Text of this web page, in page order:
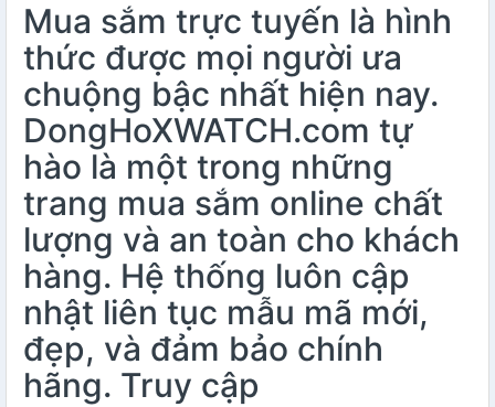
Mua sắm trực tuyến là hình
thức được mọi người ưa
chuộng bậc nhất hiện nay.
DongHoXWATCH.com tự
hào là một trong những
trang mua sắm online chất
lượng và an toàn cho khách
hàng. Hệ thống luôn cập
nhật liên tục mẫu mã mới,
đẹp, và đảm bảo chính
hãng. Truy cập